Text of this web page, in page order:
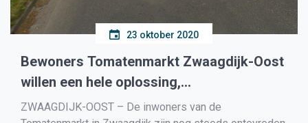
23 oktober 2020
Bewoners Tomatenmarkt Zwaagdijk-Oost
willen een hele oplossing,
GemeenteBelangen stelt vragen
ZWAAGDIJK-OOST – De inwoners van de